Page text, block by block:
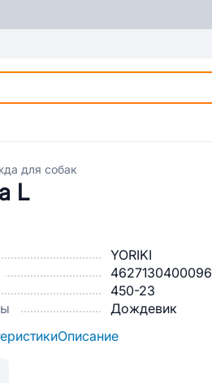
для собак
L
YORIKI
4627130400096
450-23
Дождевик
Описание